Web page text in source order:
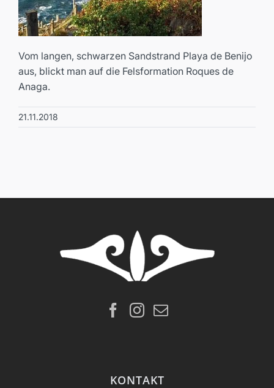
Vom langen, schwarzen Sandstrand Playa de Benijo
aus, blickt man auf die Felsformation Roques de
Anaga.
21.11.2018
KONTAKT